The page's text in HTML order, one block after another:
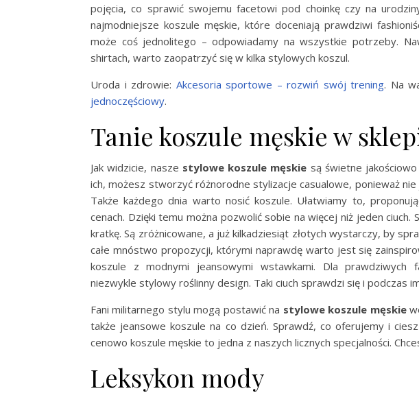
pojęcia, co sprawić swojemu facetowi pod choinkę czy na
najmodniejsze koszule męskie, które doceniają prawdziwi
może coś jednolitego – odpowiadamy na wszystkie potrzeby.
shirtach, warto zaopatrzyć się w kilka stylowych koszul.
Uroda i zdrowie: Akcesoria sportowe – rozwiń swój trening. Na
jednoczęściowy.
Tanie koszule męskie w
Jak widzicie, nasze stylowe koszule męskie są świetne
ich, możesz stworzyć różnorodne stylizacje casualowe, ponieważ
Także każdego dnia warto nosić koszule. Ułatwiamy to,
cenach. Dzięki temu można pozwolić sobie na więcej niż jeden ciuch.
kratkę. Są zróżnicowane, a już kilkadziesiąt złotych wystarczy, by
całe mnóstwo propozycji, którymi naprawdę warto jest się
koszule z modnymi jeansowymi wstawkami. Dla prawdziwych
niezwykle stylowy roślinny design. Taki ciuch sprawdzi się i podczas
Fani militarnego stylu mogą postawić na stylowe koszule męskie
także jeansowe koszule na co dzień. Sprawdź, co oferujemy i
cenowo koszule męskie to jedna z naszych licznych specjalności.
Leksykon mody